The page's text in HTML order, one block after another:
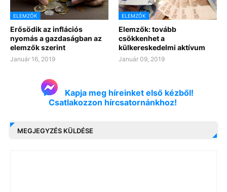
ELEMZŐK
Erősödik az inflációs
nyomás a gazdaságban az
elemzők szerint
Január 16, 2019
ELEMZŐK
Elemzők: tovább
csökkenhet a
külkereskedelmi aktívum
Január 09, 2019
Kapja meg híreinket első kézből!
Csatlakozzon hírcsatornánkhoz!
MEGJEGYZÉS KÜLDÉSE